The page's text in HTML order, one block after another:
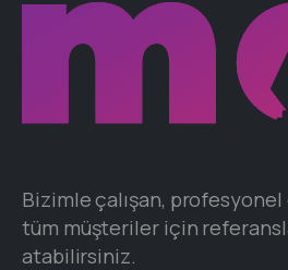
Bizimle çalışan,
tüm müşteriler için
atabilirsiniz.